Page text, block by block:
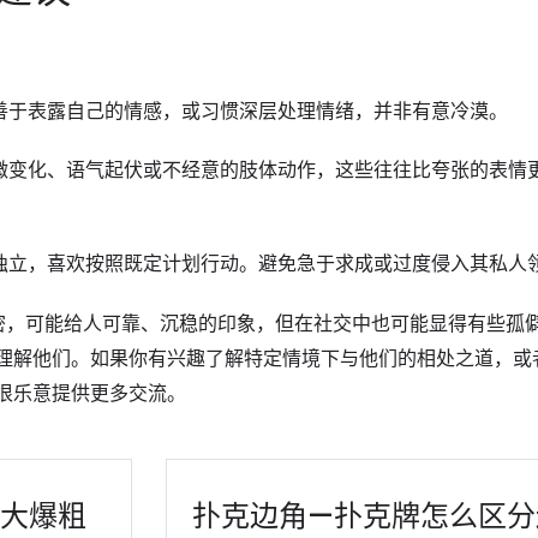
于表露自己的情感，或习惯深层处理情绪，并非有意冷漠。
变化、语气起伏或不经意的肢体动作，这些往往比夸张的表情
立，喜欢按照既定计划行动。避免急于求成或过度侵入其私人
，可能给人可靠、沉稳的印象，但在社交中也可能显得有些孤
解他们。如果你有兴趣了解特定情境下与他们的相处之道，
意提供更多交流。
爆粗 扑克边角—扑克牌怎么区